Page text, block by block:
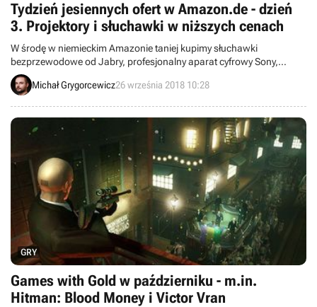
Tydzień jesiennych ofert w Amazon.de - dzień
3. Projektory i słuchawki w niższych cenach
W środę w niemieckim Amazonie taniej kupimy słuchawki
bezprzewodowe od Jabry, profesjonalny aparat cyfrowy Sony,
projektory BenQ, Acera i Optomy oraz smartfon Nokii.
Michał Grygorcewicz26 września 2018 10:28
GRY
Games with Gold w październiku - m.in.
Hitman: Blood Money i Victor Vran